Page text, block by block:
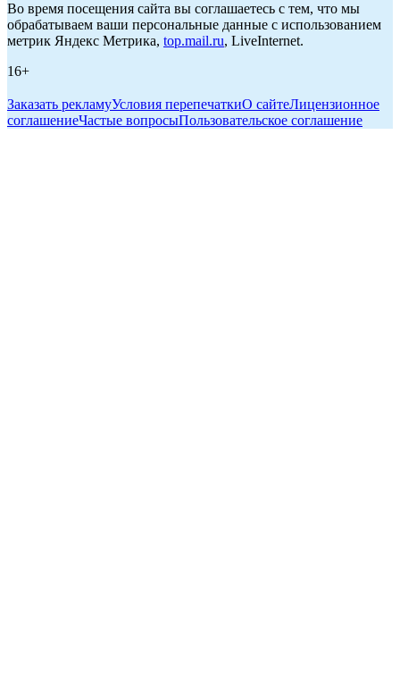
Во время посещения сайта вы соглашаетесь с тем, что мы
обрабатываем ваши персональные данные с использованием
метрик Яндекс Метрика, top.mail.ru, LiveInternet.
16+
Заказать рекламуУсловия перепечаткиО сайтеЛицензионное
соглашениеЧастые вопросыПользовательское соглашение